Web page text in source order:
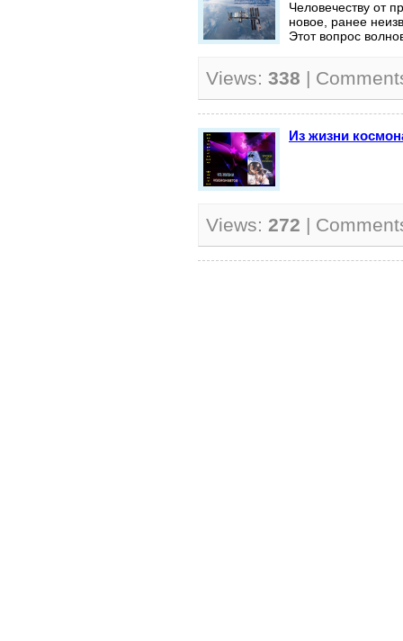
Человечеству от
новое, ранее
Этот вопрос
Views: 338 |
Из жизни
Views: 272 |